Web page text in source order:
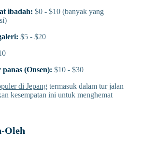
ibadah: $0 - $10 (banyak yang
$5 - $20
(Onsen): $10 - $30
di Jepang termasuk dalam tur jalan
kesempatan ini untuk menghemat
Oleh